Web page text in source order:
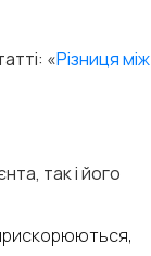
«Різниця між
так і його